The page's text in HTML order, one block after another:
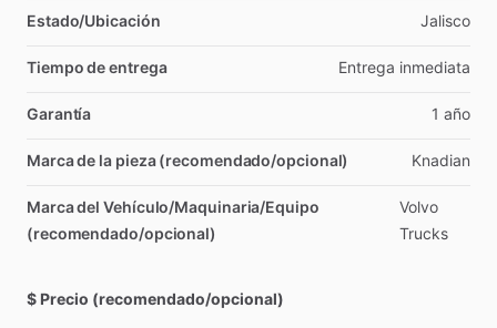
Estado/Ubicación Jalisco
Tiempo de entrega Entrega inmediata
Garantía 1 año
Marca de la pieza (recomendado/opcional) Knadian
Marca del Vehículo/Maquinaria/Equipo
(recomendado/opcional)
Volvo
Trucks
$ Precio (recomendado/opcional)